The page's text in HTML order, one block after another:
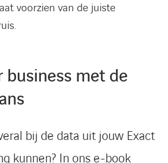
voorzien van de juiste
business met de
bij de data uit jouw Exact
kunnen? In ons e-book